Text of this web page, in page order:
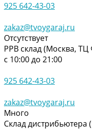
925 642-43-03
zakaz@tvoygaraj.ru
Отсутствует
РРВ склад (Москва,
с 10:00 до 21:00
925 642-43-03
zakaz@tvoygaraj.ru
Много
Склад дистрибьютера